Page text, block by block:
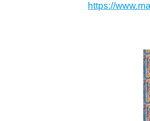
https://